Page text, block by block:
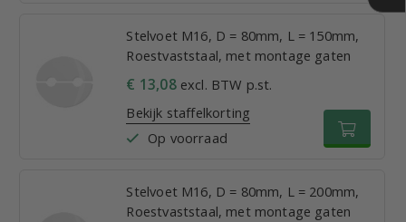
Stelvoet M16, D = 80mm, L = 150mm,
Roestvaststaal, met montage gaten
€ 13,08excl. BTW p.st.
Bekijk staffelkorting
Op voorraad
Stelvoet M16, D = 80mm, L = 200mm,
Roestvaststaal, met montage gaten